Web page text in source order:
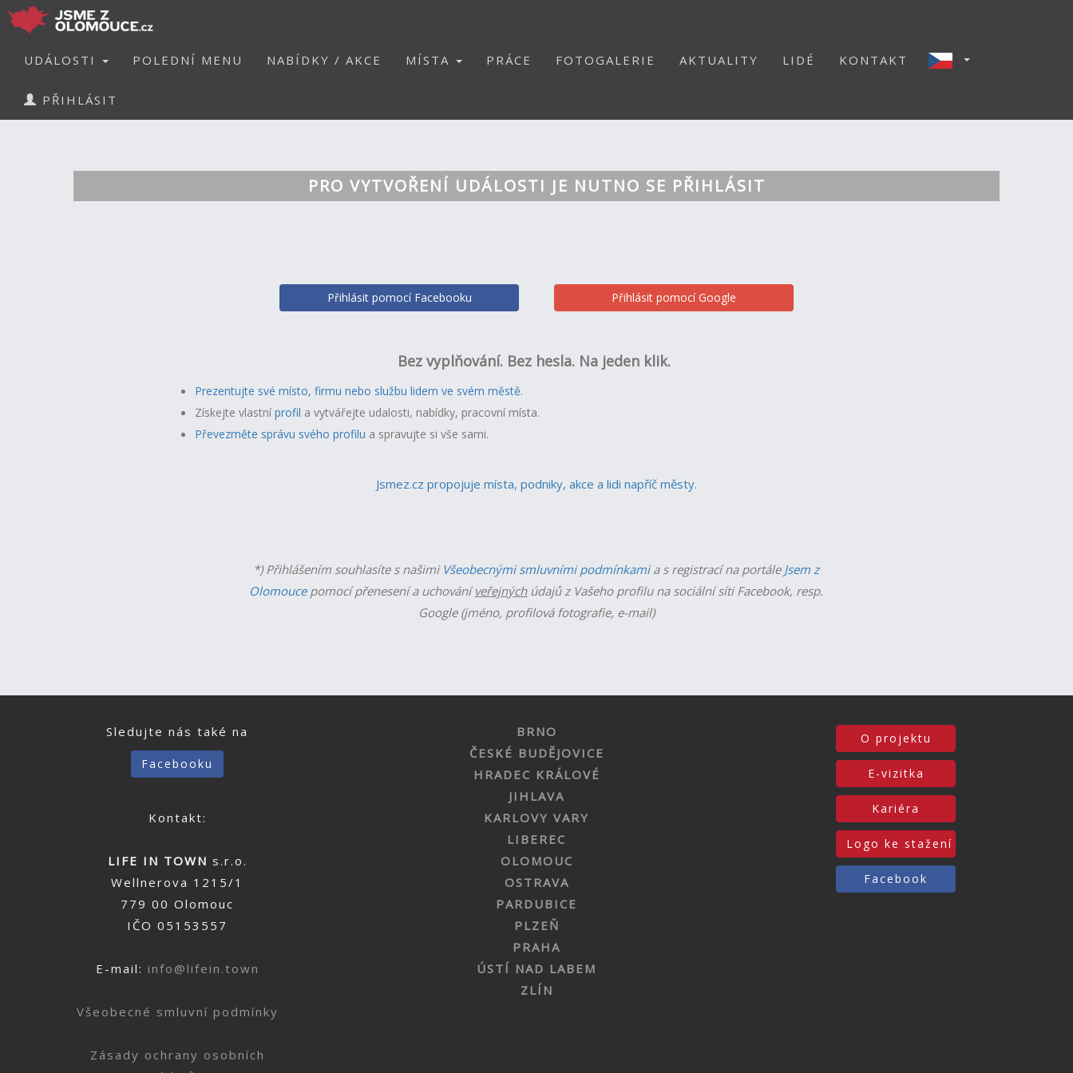
UDÁLOSTI POLEDNÍ MENU NABÍDKY / AKCE MÍSTA PRÁCE FOTOGALERIE AKTUALITY LIDÉ KONTAKT
PŘIHLÁSIT
PRO VYTVOŘENÍ UDÁLOSTI JE NUTNO SE PŘIHLÁSIT
Přihlásit pomocí Facebooku Přihlásit pomocí Google
Bez vyplňování. Bez hesla. Na jeden klik.
Prezentujte své místo, firmu nebo službu lidem ve svém městě.
Získejte vlastní profil a vytvářejte udalosti, nabídky, pracovní místa.
Převezměte správu svého profilu a spravujte si vše sami.
Jsmez.cz propojuje místa, podniky, akce a lidi napříč městy.
*) Přihlášením souhlasíte s našimi Všeobecnými smluvními podmínkamia s registrací na portále Jsem z
Olomoucepomocí přenesení a uchováníveřejnýchúdajů z Vašeho profilu na sociální síti Facebook, resp.
Google (jméno, profilová fotografie, e-mail)
Sledujte nás také na
Facebooku
Kontakt:
LIFE IN TOWN s.r.o.
Wellnerova 1215/1
779 00 Olomouc
IČO 05153557
E-mail: info@lifein.town
Všeobecné smluvní podmínky
Zásady ochrany osobních
BRNO
ČESKÉ BUDĚJOVICE
HRADEC KRÁLOVÉ
JIHLAVA
KARLOVY VARY
LIBEREC
OLOMOUC
OSTRAVA
PARDUBICE
PLZEŇ
PRAHA
ÚSTÍ NAD LABEM
ZLÍN
O projektu
E-vizitka
Kariéra
Logo ke stažení
Facebook